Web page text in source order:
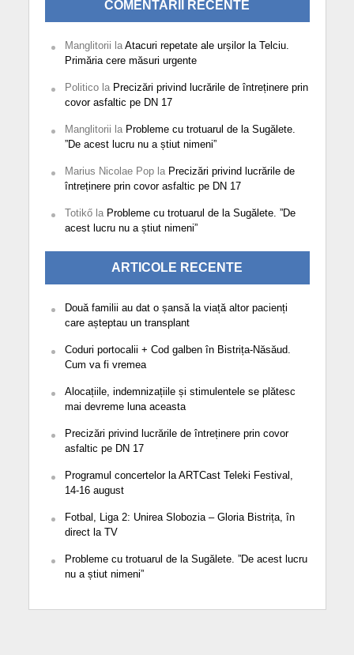
COMENTARII RECENTE
Manglitorii la Atacuri repetate ale urșilor la Telciu.
Primăria cere măsuri urgente
Politicola Precizări privind lucrările de întreținere prin
covor asfaltic pe DN 17
Manglitorii la Probleme cu trotuarul de la Sugălete.
”De acest lucru nu a știut nimeni”
Marius Nicolae Popla Precizări privind lucrările de
întreținere prin covor asfaltic pe DN 17
Totikőla Probleme cu trotuarul de la Sugălete. ”De
acest lucru nu a știut nimeni”
ARTICOLE RECENTE
Două familii au dat o șansă la viață altor pacienți
care așteptau un transplant
Coduri portocalii + Cod galben în Bistrița-Năsăud.
Cum va fi vremea
Alocațiile, indemnizațiile și stimulentele se plătesc
mai devreme luna aceasta
Precizări privind lucrările de întreținere prin covor
asfaltic pe DN 17
Programul concertelor la ARTCast Teleki Festival,
14-16 august
Fotbal, Liga 2: Unirea Slobozia – Gloria Bistrița, în
direct la TV
Probleme cu trotuarul de la Sugălete. ”De acest lucru
nu a știut nimeni”